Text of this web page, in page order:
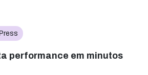
performance em minutos